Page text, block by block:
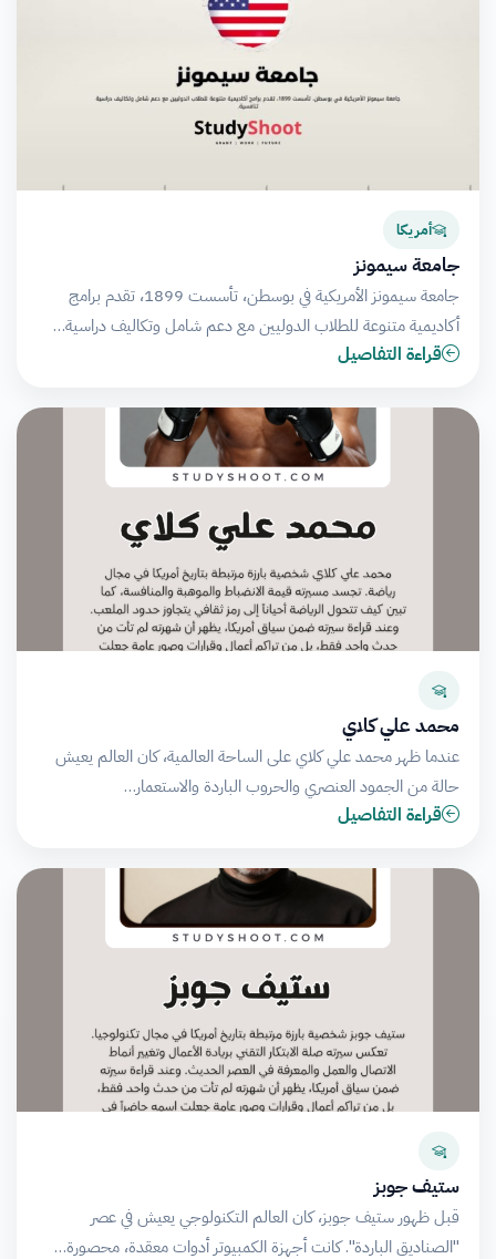
أمريكا
جامعة سيمونز
جامعة سيمونز الأمريكية في بوسطن، تأسست 1899، تقدم برامج
أكاديمية متنوعة للطلاب الدوليين مع دعم شامل وتكاليف دراسية…
قراءة التفاصيل
محمد علي كلاي
عندما ظهر محمد علي كلاي على الساحة العالمية، كان العالم يعيش
حالة من الجمود العنصري والحروب الباردة والاستعمار…
قراءة التفاصيل
ستيف جوبز
قبل ظهور ستيف جوبز، كان العالم التكنولوجي يعيش في عصر
"الصناديق الباردة". كانت أجهزة الكمبيوتر أدوات معقدة، محصورة…